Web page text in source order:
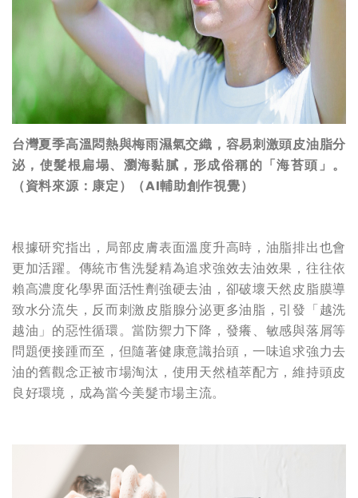
台灣夏季高溫悶熱與梅雨濕氣交織，容易刺激頭皮油脂分
泌，使髮根扁塌、瀏海黏膩，形成俗稱的「海苔頭」。
（資料來源：康定）（AI輔助創作視覺）
根據研究指出，局部皮膚表面溫度升高時，油脂排出也會
更加活躍。傳統市售洗髮精為追求強效去油效果，往往依
賴高濃度化學界面活性劑強硬去油，卻破壞天然皮脂膜導
致水分流失，反而刺激皮脂腺分泌更多油脂，引發「越洗
越油」的惡性循環。當防禦力下降，發癢、敏感與落屑等
問題便接踵而至，但隨著健康意識抬頭，一味追求強力去
油的舊觀念正被市場淘汰，使用天然植萃配方，維持頭皮
良好環境，成為當今美髮市場主流。